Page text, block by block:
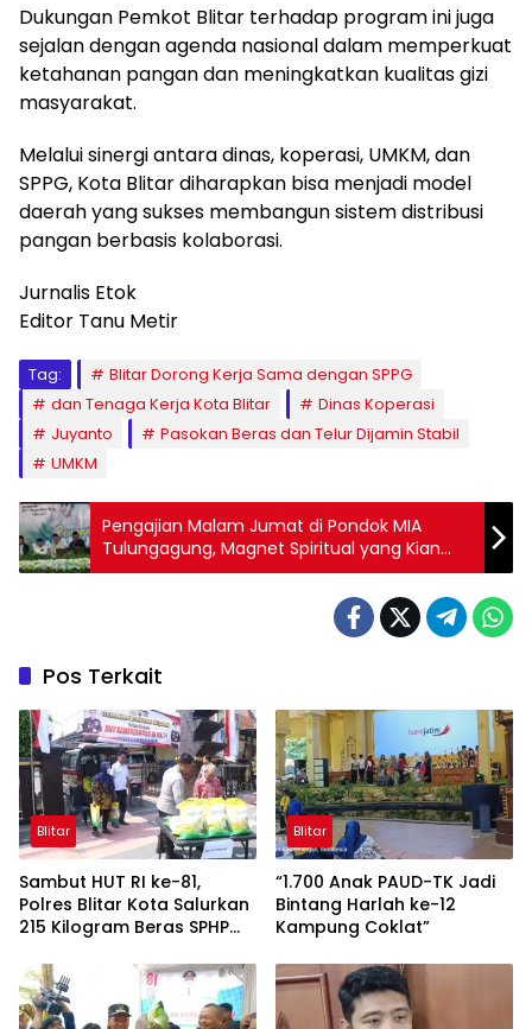
Dukungan Pemkot Blitar terhadap program ini juga
sejalan dengan agenda nasional dalam memperkuat
ketahanan pangan dan meningkatkan kualitas gizi
masyarakat.
Melalui sinergi antara dinas, koperasi, UMKM, dan
SPPG, Kota Blitar diharapkan bisa menjadi model
daerah yang sukses membangun sistem distribusi
pangan berbasis kolaborasi.
Jurnalis Etok
Editor Tanu Metir
Tag:
Blitar Dorong Kerja Sama dengan SPPG
dan Tenaga Kerja Kota Blitar
Dinas Koperasi
Juyanto
Pasokan Beras dan Telur Dijamin Stabil
UMKM
Pengajian Malam Jumat di Pondok MIA
Tulungagung, Magnet Spiritual yang Kian
Relevan di Era Digital
Pos Terkait
Blitar
Sambut HUT RI ke-81,
Polres Blitar Kota Salurkan
215 Kilogram Beras SPHP
Murah
Blitar
“1.700 Anak PAUD-TK Jadi
Bintang Harlah ke-12
Kampung Coklat”